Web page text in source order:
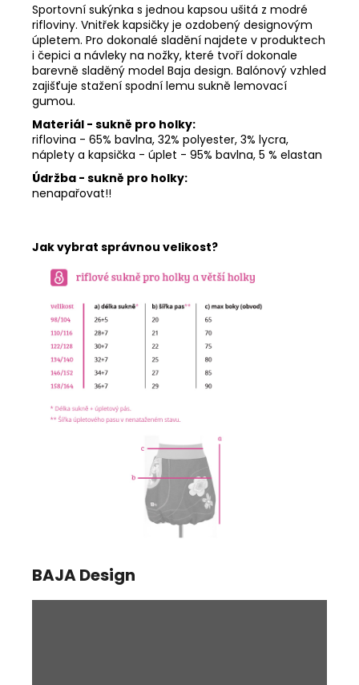
Sportovní sukýnka s jednou kapsou ušitá z modré
rifloviny. Vnitřek kapsičky je ozdobený designovým
úpletem. Pro dokonalé sladění najdete v produktech
i čepici a návleky na nožky, které tvoří dokonale
barevně sladěný model Baja design. Balónový vzhled
zajišťuje stažení spodní lemu sukně lemovací
gumou.
Materiál - sukně pro holky:
riflovina - 65% bavlna, 32% polyester, 3% lycra,
náplety a kapsička - úplet - 95% bavlna, 5 % elastan
Údržba - sukně pro holky:
nenapařovat!!
Jak vybrat správnou velikost?
BAJA Design